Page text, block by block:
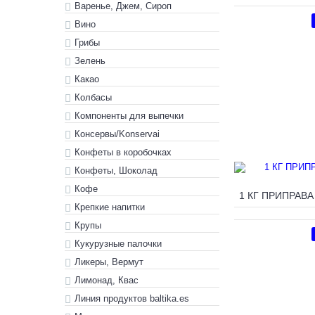
Варенье, Джем, Сироп
Вино
Грибы
Зелень
Какао
Колбасы
Компоненты для выпечки
Консервы/Konservai
Конфеты в кoробочках
Конфеты, Шоколад
Кофе
Крепкие напитки
Крупы
Кукурузные палочки
Ликеры, Вермут
Лимонад, Квас
Линия продуктов baltika.es